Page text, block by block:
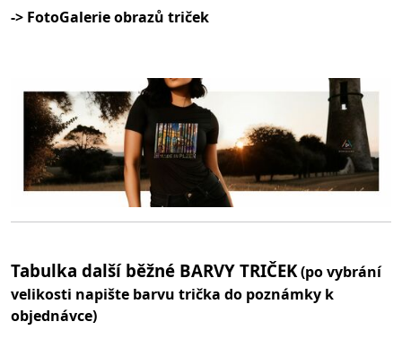
-> FotoGalerie obrazů triček
Tabulka další běžné BARVY TRIČEK(po vybrání
velikosti napište barvu trička do poznámky k
objednávce)